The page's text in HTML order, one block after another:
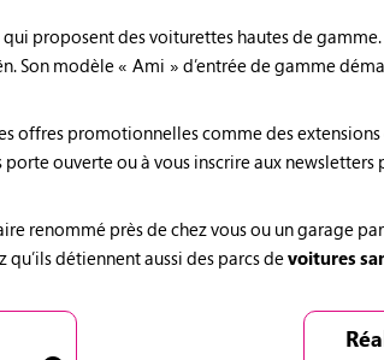
proposent des voiturettes hautes de
Son modèle « Ami » d’entrée de gamme
offres promotionnelles comme des
porte ouverte ou à vous inscrire aux
renommé près de chez vous ou un garage
détiennent aussi des parcs devoitures